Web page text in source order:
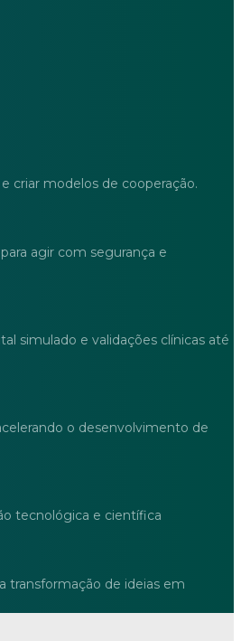
criar modelos de cooperação.
agir com segurança e
simulado e validações clínicas até
o desenvolvimento de
tecnológica e científica
transformação de ideias em